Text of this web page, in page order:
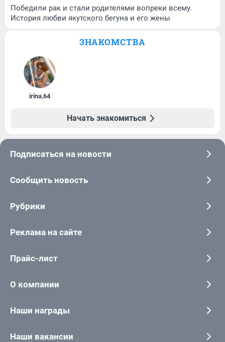
Победили рак и стали родителями вопреки всему.
История любви якутского бегуна и его жены
ЗНАКОМСТВА
irina,64
Начать знакомиться
Подписаться на новости
Сообщить новость
Рубрики
Реклама на сайте
Прайс-лист
О компании
Наши награды
Наши вакансии